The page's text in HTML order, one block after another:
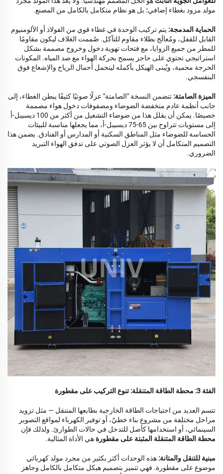
مولد مزود بغطاء إضافي؛ بل هو نظام متكامل بالكامل من المصنع.
الحماية المدمجة: يتم تركيب الوحدة في غطاء قوي من الفولاذ أو الألومنيوم
القابل للقفل، ومُعالَج بطلاء مقاوم للتآكل. صُممت الغلاف ليكون مقاومًا
للمطر من جميع الزوايا، مع فتحات تهوية دخول وخروج مصممة بشكل
استراتيجي تحتوي على حاجز يسمح بحركة الهواء مع صد المياه. المكونات
الحرجة محمية، ويُبنى الهيكل بأكمله ليتحمل أحمال الرياح والإشعاع فوق
البنفسجي.
الميزة الصامتة: تتضمن النسخة "الصامتة" عزلًا صوتيًا كثيفًا يبطن الغطاء، إلى
جانب أنظمة عادم منخفضة الضوضاء ومصفوفات دخول هواء مصممة
خصيصًا. يمكن أن يقلل هذا من ضوضاء التشغيل من أكثر من 100 ديسيبل-أ
إلى مستويات تتراوح بين 65-75 ديسيبل-أ، مما يجعلها مناسبة للبيئات
الحساسة للضوضاء مثل المناطق السكنية أو المدارس أو الفنادق. يضمن هذا
التصميم المتكامل أن لا يؤثر العزل الصوتي على تدفق الهواء التبريد
الضروري.
الفئة 3: محطة الطاقة المتنقلة: تنوع التركيب على مقطورة
تتسم العديد من احتياجات الطاقة الخارجية بطابعها المتنقل — مثل تزويد
مراحل مختلفة من مشروع بناء خطيّ، أو توفير الكهرباء لمواقع التصوير
السينمائي، أو استخدامها كأصل للتدخل في حالات الطوارئ. ولذلك فإن
محطة الطاقة المتنقلة المثبتة على مقطورة هي الأداة المثالية.
مبنية للتنقل والمتانة: هذه الوحدات أكثر بكثير من مجرد مولد كهربائي
موضوع على مقطورة. فهي تتميز بتصميم هيكل متكامل بالكامل وجاهز